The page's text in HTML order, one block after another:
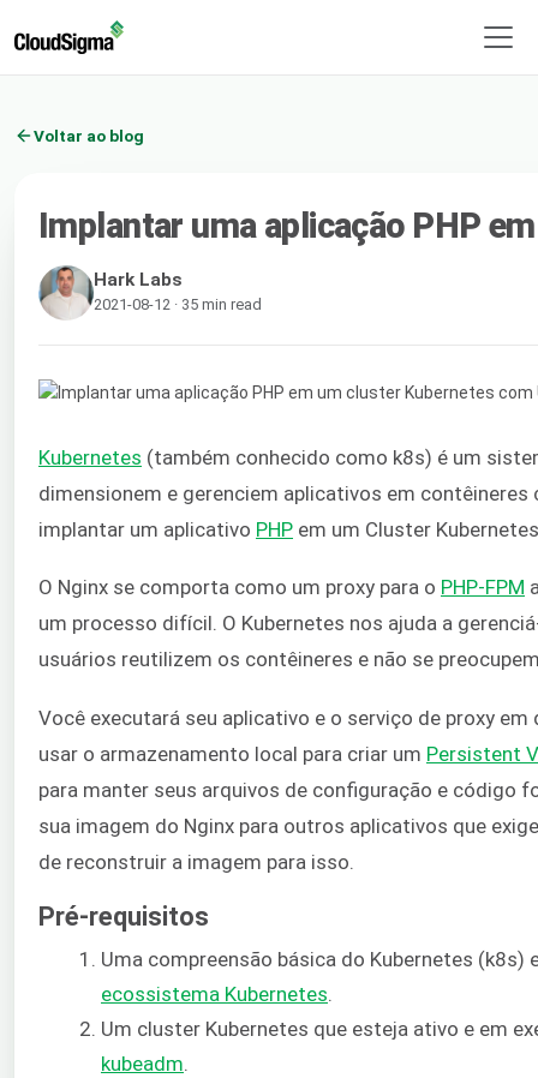
Voltar ao blog
Implantar uma aplicação PHP
Hark Labs
2021-08-12 · 35 min read
Kubernetes (também conhecido como k8s) é um
dimensionem e gerenciem aplicativos em
implantar um aplicativo PHP em um Cluster
O Nginx se comporta como um proxy para o PHP-FPM
um processo difícil. O Kubernetes nos ajuda a
usuários reutilizem os contêineres e não se
Você executará seu aplicativo e o serviço de proxy
usar o armazenamento local para criar um Persistent
para manter seus arquivos de configuração e código
sua imagem do Nginx para outros aplicativos que
de reconstruir a imagem para isso.
Pré-requisitos
Uma compreensão básica do Kubernetes
ecossistema Kubernetes.
Um cluster Kubernetes que esteja ativo e em
kubeadm.